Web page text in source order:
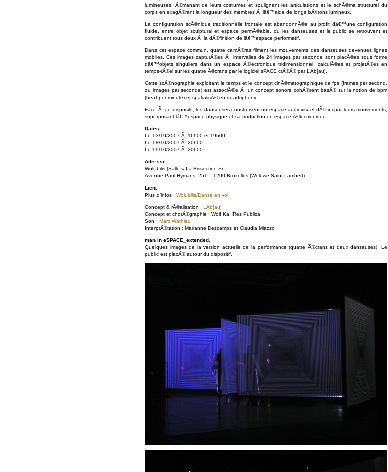
lumineuses, Ã©manant de leurs costumes et soulignant les articulations et le schÃ©ma structurel du
corps en exagÃ©rant la longueur des membres Ã lâ€™aide de longs bÃ¢tons lumineux.
La configuration scÃ©nique traditionnelle frontale est abandonnÃ©e au profit dâ€™une configuration
fluide, entre objet sculptural et espace permÃ©able, ou les danseuses et le public se retrouvent et
contribuent tous deux Ã la dÃ©finition de lâ€™espace performatif.
Dans cet espace commun, quatre camÃ©ras filment les mouvements des danseuses devenues lignes
mobiles. Ces images capturÃ©es Ã intervalles de 24 images par seconde sont placÃ©es sous forme
dâ€™objets singuliers dans un espace Ã©lectronique tridimensionnel, calculÃ©es et projetÃ©es en
temps-rÃ©el sur les quatre Ã©crans par le logiciel sPACE crÃ©Ã© par LAb[au].
Cette scÃ©nographie exploitant le temps et le concept cinÃ©matographique de fps (frames per second,
ou images par seconde) est associÃ©e Ã un concept sonore cohÃ©rent basÃ© sur la notion de bpm
(beat per minute) et spatialisÃ© en quadriphonie.
Face Ã ce dispositif, les danseuses construisent un espace audiovisuel dÃ©fini par leurs mouvements,
superposant lâ€™espace physique et sa traduction en espace Ã©lectronique.
Dates.
Le 13/10/2007 Ã 16h00 et 19h00.
Le 18/10/2007 Ã 20h00.
Le 19/10/2007 Ã 20h00.
Adresse.
Wolubilis (Salle « La Bissectine »)
Avenue Paul Hymans, 251 – 1200 Bruxelles (Woluwe-Saint-Lambert).
Lien.
Plus d’infos : Wolubilis/Danse en vol.
Concept & rÃ©alisation : LAb[au]
Concept et chorÃ©graphie : Wolf Ka, Res Publica
Son : Marc Wathieu
InterprÃ©tation : Marianne Descamps et Claudia Miazzo
man in eSPACE_extended.
Quelques images de la version actuelle de la performance (quatre Ã©crans et deux danseuses). Le
public est placÃ© autour du dispositif.